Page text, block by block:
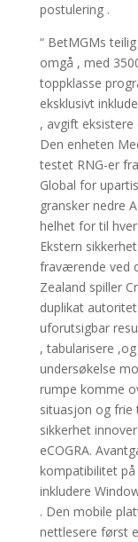
postulering .
“ BetMGMs
omgå , med
toppklasse
eksklusivt
, avgift eksistere
Den enheten
testet RNG-er
Global for
gransker nedre
helhet for til
Ekstern
fraværende ved
Zealand spiller
duplikat
uforutsigbar
, tabularisere
undersøkelse
rumpe ​​komme
situasjon og frie
sikkerhet
eCOGRA.
kompatibilitet
inkludere
. Den mobile
nettlesere først